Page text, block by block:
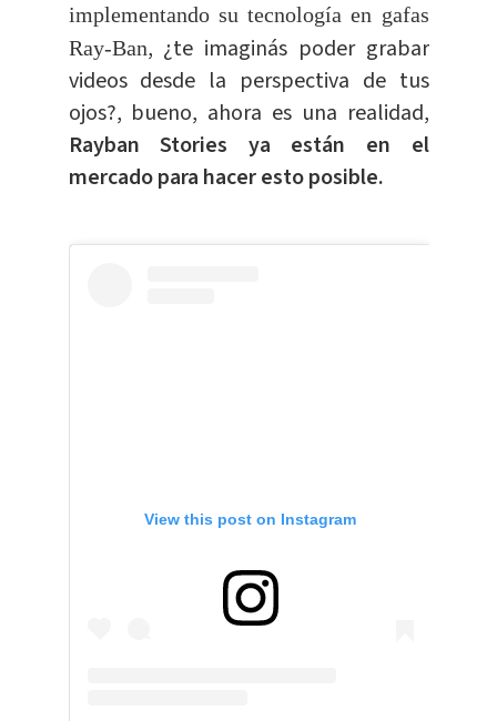
implementando su tecnología en gafas
Ray-Ban, ¿te imaginás poder grabar
videos desde la perspectiva de tus
ojos?, bueno, ahora es una realidad,
Rayban Stories ya están en el
mercado para hacer esto posible.
View this post on Instagram